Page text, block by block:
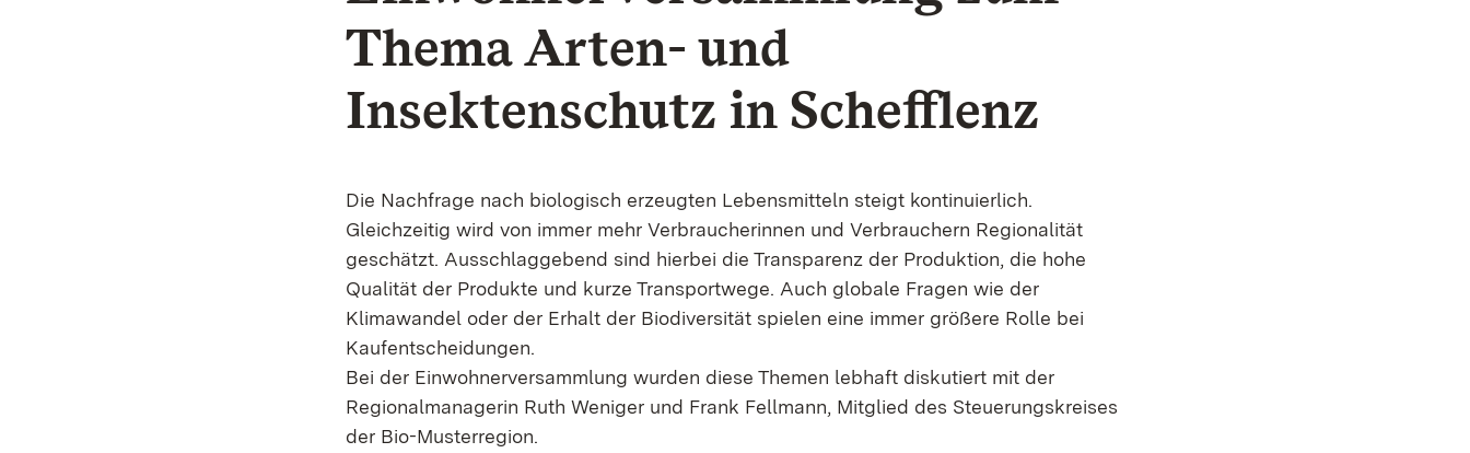
Thema Arten- und
Insektenschutz in Schefflenz
Die Nachfrage nach biologisch erzeugten Lebensmitteln steigt kontinuierlich.
Gleichzeitig wird von immer mehr Verbraucherinnen und Verbrauchern Regionalität
geschätzt. Ausschlaggebend sind hierbei die Transparenz der Produktion, die hohe
Qualität der Produkte und kurze Transportwege. Auch globale Fragen wie der
Klimawandel oder der Erhalt der Biodiversität spielen eine immer größere Rolle bei
Kaufentscheidungen.
Bei der Einwohnerversammlung wurden diese Themen lebhaft diskutiert mit der
Regionalmanagerin Ruth Weniger und Frank Fellmann, Mitglied des Steuerungskreises
der Bio-Musterregion.